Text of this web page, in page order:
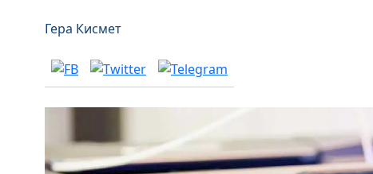
Гера Кисмет